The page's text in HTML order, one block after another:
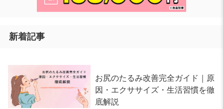
新着記事
お尻のたるみ改善完全ガイド｜原
因・エクササイズ・生活習慣を徹
底解説